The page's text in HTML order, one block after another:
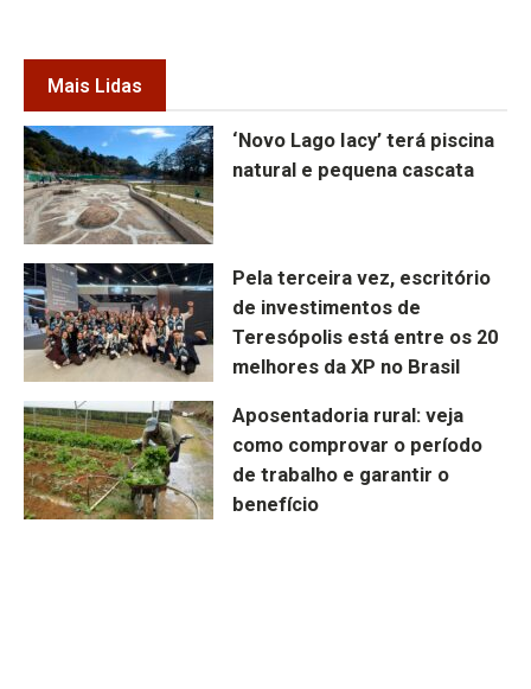
Mais Lidas
‘Novo Lago Iacy’ terá piscina
natural e pequena cascata
Pela terceira vez, escritório
de investimentos de
Teresópolis está entre os 20
melhores da XP no Brasil
Aposentadoria rural: veja
como comprovar o período
de trabalho e garantir o
benefício